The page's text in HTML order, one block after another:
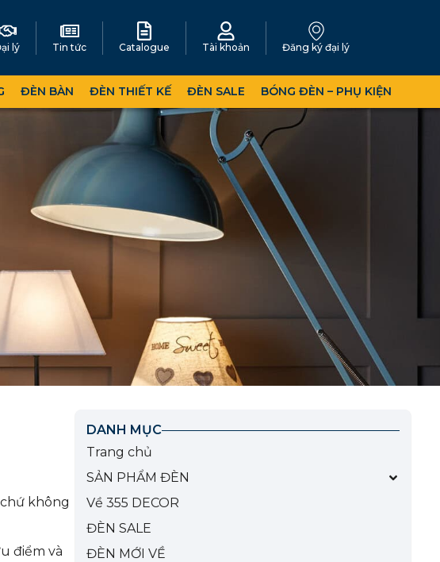
lý Tin tức Catalogue Tài khoản Đăng ký đại lý
ĐÈN BÀN ĐÈN THIẾT KẾ ĐÈN SALE BÓNG ĐÈN – PHỤ KIỆN
không
điểm và
DANH MỤC
Trang chủ
SẢN PHẨM ĐÈN
Về 355 DECOR
ĐÈN SALE
ĐÈN MỚI VỀ